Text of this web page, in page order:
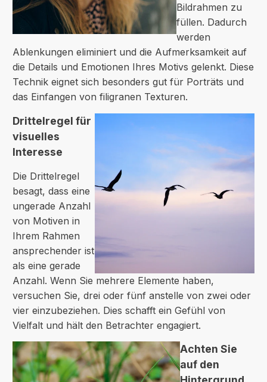
Bildrahmen zu
füllen. Dadurch
werden
Ablenkungen eliminiert und die Aufmerksamkeit auf
die Details und Emotionen Ihres Motivs gelenkt. Diese
Technik eignet sich besonders gut für Porträts und
das Einfangen von filigranen Texturen.
Drittelregel für
visuelles
Interesse
Die Drittelregel
besagt, dass eine
ungerade Anzahl
von Motiven in
Ihrem Rahmen
ansprechender ist
als eine gerade
Anzahl. Wenn Sie mehrere Elemente haben,
versuchen Sie, drei oder fünf anstelle von zwei oder
vier einzubeziehen. Dies schafft ein Gefühl von
Vielfalt und hält den Betrachter engagiert.
Achten Sie
auf den